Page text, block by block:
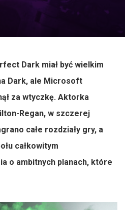
Dark miał być wielkim
Dark, ale Microsoft
za wtyczkę. Aktorka
Regan, w szczerej
całe rozdziały gry, a
całkowitym
o ambitnych planach, które